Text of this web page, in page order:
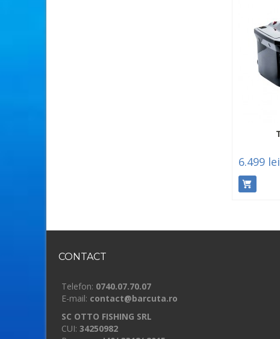
6.499 lei
CONTACT
Telefon: 0740.07.70.07
E-mail: contact@barcuta.ro
SC OTTO FISHING SRL
CUI: 34250982